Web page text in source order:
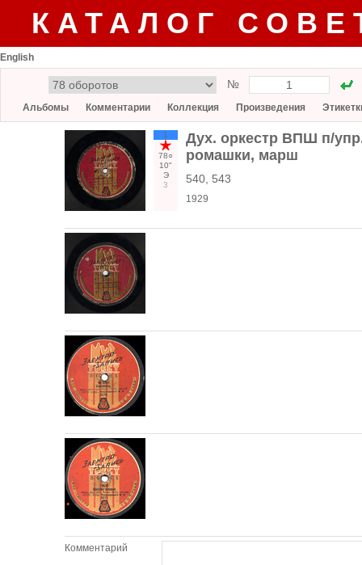
КАТАЛОГ
English
№
Альбомы Комментарии Коллекция Произведения
1
78○
10"
Э
3
Дух. оркестр ВПШ п/
ромашки, марш
540, 543
1929
Комментарий